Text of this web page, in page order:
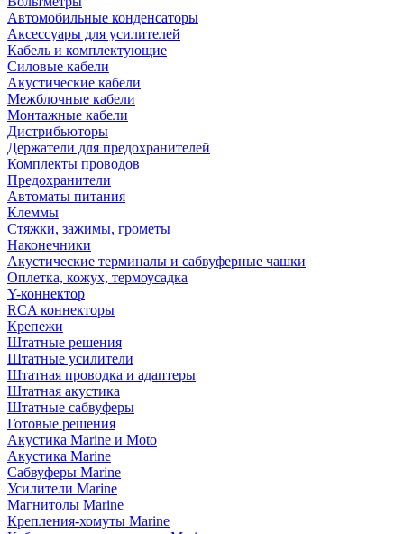
Автомобильные конденсаторы
Аксессуары для усилителей
Кабель и комплектующие
Силовые кабели
Акустические кабели
Межблочные кабели
Монтажные кабели
Дистрибьюторы
Держатели для предохранителей
Комплекты проводов
Предохранители
Автоматы питания
Клеммы
Стяжки, зажимы, грометы
Наконечники
Акустические терминалы и сабвуферные чашки
Оплетка, кожух, термоусадка
Y-коннектор
RCA коннекторы
Крепежи
Штатные решения
Штатные усилители
Штатная проводка и адаптеры
Штатная акустика
Штатные сабвуферы
Готовые решения
Акустика Marine и Moto
Акустика Marine
Сабвуферы Marine
Усилители Marine
Магнитолы Marine
Крепления-хомуты Marine